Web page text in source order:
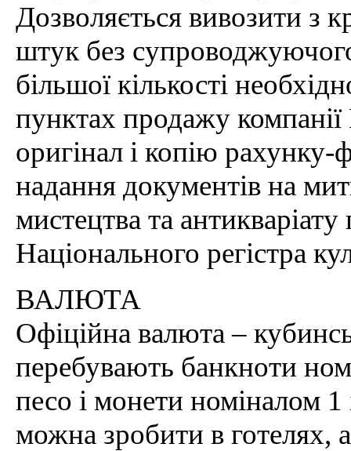
Дозволяється вивозити з
штук без
більшої кількості
пунктах продажу
оригінал і копію
надання документів на
мистецтва та антикваріату
Національного регістра
ВАЛЮТА
Офіційна валюта –
перебувають банкноти
песо і монети номіналом
можна зробити в готелях,